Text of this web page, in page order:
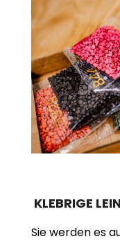
KLEBRIGE
Sie werden es